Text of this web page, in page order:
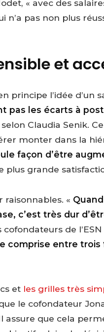
« avec des
n’a pas non plus
et
principe l’idée d’un
pas les écarts à
Claudia Senik.
monter dans la
façon d’être
plus grande
raisonnables. «
c’est très dur
cofondateurs de
comprise entre
et les grilles très
le cofondateur
assure que cela